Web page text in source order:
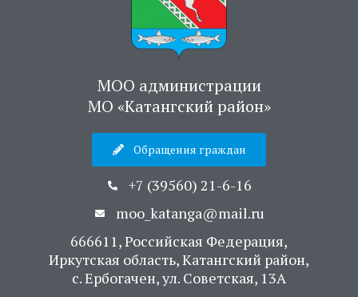
МОО администрации
МО «Катангский район»
Обращения граждан
+7 (39560) 21-6-16
moo_katanga@mail.ru
666611, Российская Федерация,
Иркутская область, Катангский район,
с. Ербогачен, ул. Советская, 13А